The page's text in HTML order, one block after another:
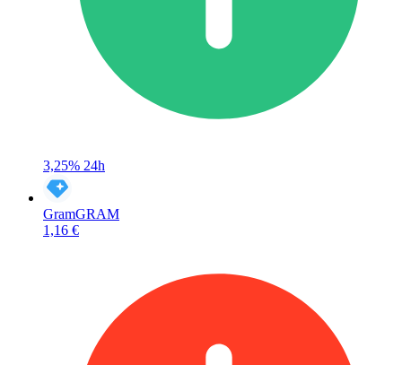
3,25% 24h
GramGRAM
1,16 €